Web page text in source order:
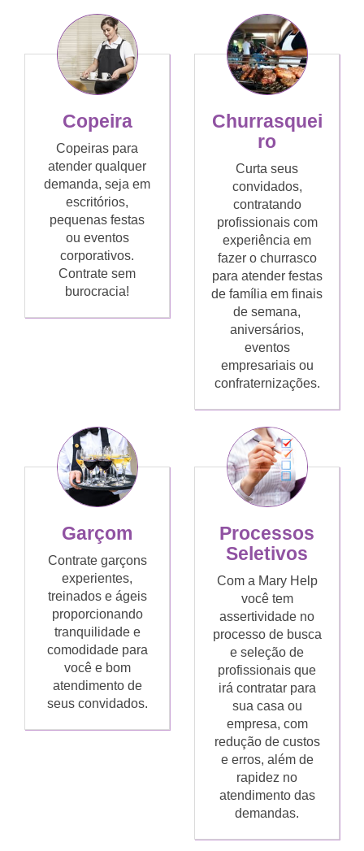
Copeira
Copeiras para
atender qualquer
demanda, seja em
escritórios,
pequenas festas
ou eventos
corporativos.
Contrate sem
burocracia!
Churrasquei
ro
Curta seus
convidados,
contratando
profissionais com
experiência em
fazer o churrasco
para atender festas
de família em finais
de semana,
aniversários,
eventos
empresariais ou
confraternizações.
Garçom
Contrate garçons
experientes,
treinados e ágeis
proporcionando
tranquilidade e
comodidade para
você e bom
atendimento de
seus convidados.
Processos
Seletivos
Com a Mary Help
você tem
assertividade no
processo de busca
e seleção de
profissionais que
irá contratar para
sua casa ou
empresa, com
redução de custos
e erros, além de
rapidez no
atendimento das
demandas.